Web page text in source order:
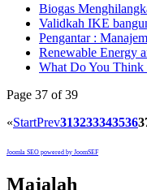
Biogas
Validkah IKE
Pengantar :
Renewable Energy
What Do You Think
Page 37 of 39
«StartPrev313233343536
Joomla SEO powered by JoomSEF
Majalah